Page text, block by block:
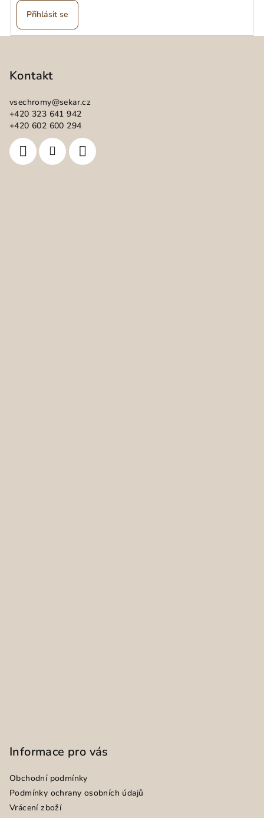
Přihlásit se
Kontakt
vsechromy@sekar.cz
+420 323 641 942
+420 602 600 294
Informace pro vás
Obchodní podmínky
Podmínky ochrany osobních údajů
Vrácení zboží